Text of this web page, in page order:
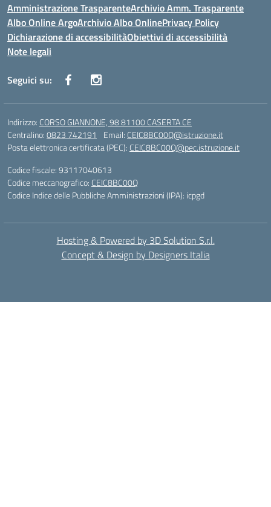
Amministrazione TrasparenteArchivio Amm. Trasparente
Albo Online ArgoArchivio Albo OnlinePrivacy Policy
Dichiarazione di accessibilitàObiettivi di accessibilità
Note legali
Seguici su:
Indirizzo: CORSO GIANNONE, 98 81100 CASERTA CE
Centralino:0823 742191 Email: CEIC8BC00Q@istruzione.it
Posta elettronica certificata (PEC): CEIC8BC00Q@pec.istruzione.it
Codice fiscale: 93117040613
Codice meccanografico: CEIC8BC00Q
Codice Indice delle Pubbliche Amministrazioni (IPA): icpgd
Hosting & Powered by 3D Solution S.r.l.
Concept & Design by Designers Italia